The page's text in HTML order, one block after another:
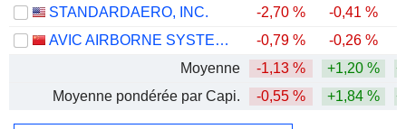
STANDARDAERO, INC.
-2,70 % -0,41 %
AVIC AIRBORNE SYSTEMS CO., LTD.
-0,79 % -0,26 %
Moyenne
-1,13 % +1,20 %
Moyenne pondérée par Capi.
-0,55 % +1,84 %